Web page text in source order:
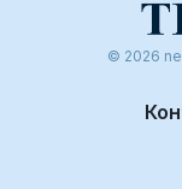
© 2026